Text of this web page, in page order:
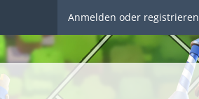
Anmelden oder registrieren